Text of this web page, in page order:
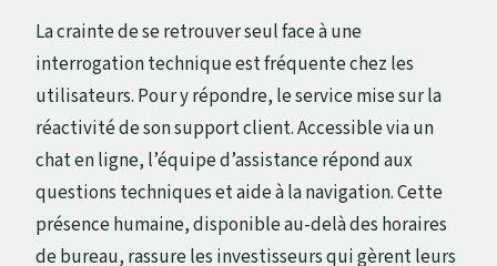
La crainte de se retrouver seul face à une
interrogation technique est fréquente chez les
utilisateurs. Pour y répondre, le service mise sur la
réactivité de son support client. Accessible via un
chat en ligne, l’équipe d’assistance répond aux
questions techniques et aide à la navigation. Cette
présence humaine, disponible au-delà des horaires
de bureau, rassure les investisseurs qui gèrent leurs